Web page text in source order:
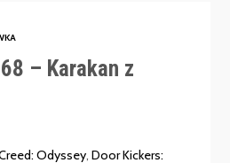
– Karakan z
Odyssey,Door Kickers: